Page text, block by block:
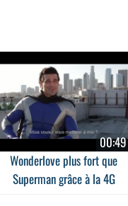
00:49
Wonderlove plus fort que
Superman grâce à la 4G